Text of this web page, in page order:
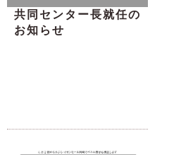
共同センター長就任の
お知らせ